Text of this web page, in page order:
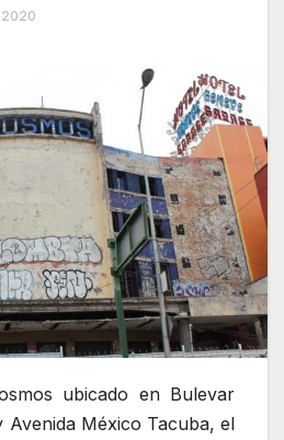
ubicado en Bulevar
México Tacuba, el